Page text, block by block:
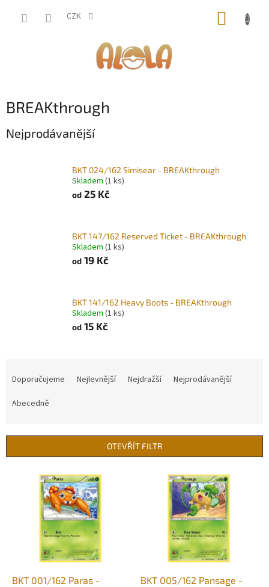
CZK
BREAKthrough
Nejprodávanější
BKT 024/162 Simisear - BREAKthrough
Skladem (1 ks)
od 25 Kč
BKT 147/162 Reserved Ticket - BREAKthrough
Skladem (1 ks)
od 19 Kč
BKT 141/162 Heavy Boots - BREAKthrough
Skladem (1 ks)
od 15 Kč
r
Doporučujeme Nejlevnější Nejdražší
Nejprodávanější
Abecedně
OTEVŘÍT FILTR
BKT 001/162 Paras -
BKT 005/162 Pansage -